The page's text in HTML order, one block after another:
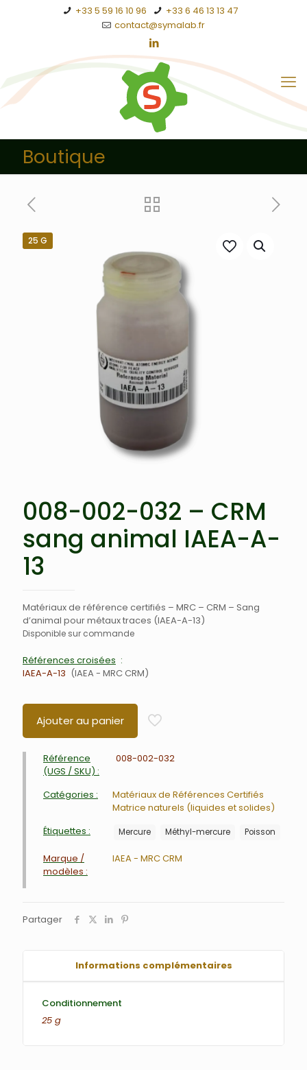
+33 5 59 16 10 96
+33 6 46 13 13 47
contact@symalab.fr
Boutique
25 G
008-002-032 – CRM
sang animal IAEA-A-
13
Matériaux de référence certifiés – MRC – CRM – Sang
d’animal pour métaux traces (IAEA-A-13)
Disponible sur commande
Références croisées
IAEA-A-13
IAEA - MRC CRM
Ajouter au panier
Référence
(UGS / SKU) :
008-002-032
Catégories :
Matériaux de Références Certifiés
Matrice naturels (liquides et solides)
Étiquettes :
Mercure Méthyl-mercure Poisson
Marque /
modèles :
IAEA - MRC CRM
Partager
Informations complémentaires
Conditionnement
25 g